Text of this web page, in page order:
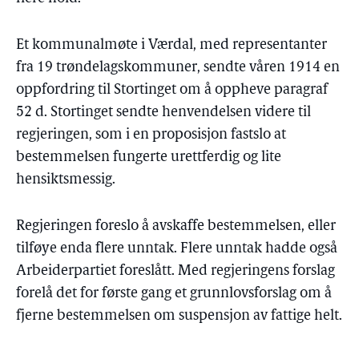
Et kommunalmøte i Værdal, med representanter
fra 19 trøndelagskommuner, sendte våren 1914 en
oppfordring til Stortinget om å oppheve paragraf
52 d. Stortinget sendte henvendelsen videre til
regjeringen, som i en proposisjon fastslo at
bestemmelsen fungerte urettferdig og lite
hensiktsmessig.
Regjeringen foreslo å avskaffe bestemmelsen, eller
tilføye enda flere unntak. Flere unntak hadde også
Arbeiderpartiet foreslått. Med regjeringens forslag
forelå det for første gang et grunnlovsforslag om å
fjerne bestemmelsen om suspensjon av fattige helt.